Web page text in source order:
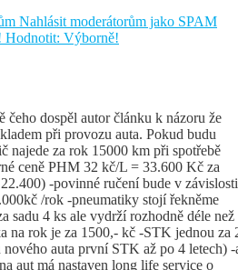
Nahlásit moderátorům jako SPAM
Hodnotit: Výborně!
čeho dospěl autor článku k názoru že
při provozu auta. Pokud budu
najede za rok 15000 km při spotřebě
ceně PHM 32 kč/L = 33.600 Kč za
-povinné ručení bude v závislosti
/rok -pneumatiky stojí řekněme
sadu 4 ks ale vydrží rozhodně déle než
na rok je za 1500,- kč -STK jednou za
auta první STK až po 4 letech) -
aut má nastaven long life service o